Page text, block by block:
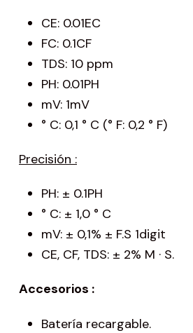
CE: 0.01EC
FC: 0.1CF
TDS: 10 ppm
PH: 0.01PH
mV: 1mV
° C: 0,1 ° C (° F: 0,2 ° F)
Precisión :
PH: ± 0.1PH
° C: ± 1,0 ° C
mV: ± 0,1% ± F.S 1digit
CE, CF, TDS: ± 2% M · S.
Accesorios :
Batería recargable.